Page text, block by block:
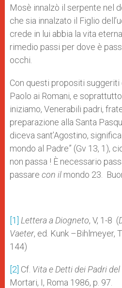
Mosè innalzò il serpente nel
che sia innalzato il Figlio
crede in lui abbia la vita
rimedio passi per dove è
occhi.
Con questi propositi suggeriti
Paolo ai Romani, e
iniziamo, Venerabili padri,
preparazione alla Santa
diceva sant’Agostino,
mondo al Padre” (Gv 13, 1),
non passa ! È necessario
passare con il mondo 23.
[1] Lettera a Diogneto, V, 1-8 (
Vaeter, ed. Kunk –Bihlmeyer,
144)
[2] Cf. Vita e Detti dei Padri
Mortari, I, Roma 1986, p. 97.